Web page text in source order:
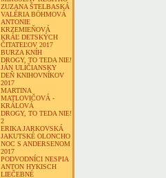
ZUZANA ŠTELBASKÁ
VALÉRIA BÖHMOVÁ
ANTONIE
KRZEMIEŇOVÁ
KRÁĽ DETSKÝCH
ČITATEĽOV 2017
BURZA KNÍH
DROGY, TO TEDA NIE!
JÁN ULIČIANSKY
DEŇ KNIHOVNÍKOV
2017
MARTINA
MATLOVIČOVÁ -
KRÁLOVÁ
DROGY, TO TEDA NIE!
2
ERIKA JARKOVSKÁ
JAKUTSKÉ OLONCHO
NOC S ANDERSENOM
2017
PODVODNÍCI NESPIA
ANTON HYKISCH
LIEČEBNÉ